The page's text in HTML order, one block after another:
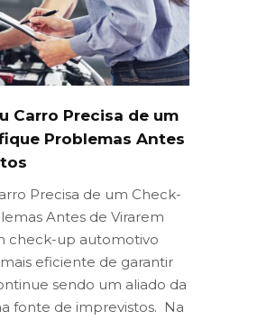
Carro Precisa de um
Problemas Antes
Precisa de um Check-
Antes de Virarem
check-up automotivo
eficiente de garantir
sendo um aliado da
fonte de imprevistos. Na